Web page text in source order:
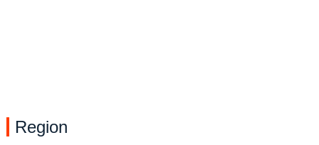
Region